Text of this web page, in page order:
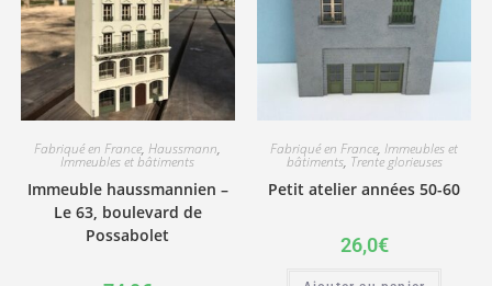
Fabriqué en France,Haussmann,
Immeubles et bâtiments
Immeuble haussmannien –
Le 63, boulevard de
Possabolet
Fabriqué en France,Immeubles et
bâtiments, Trente glorieuses
Petit atelier années 50-60
26,0€